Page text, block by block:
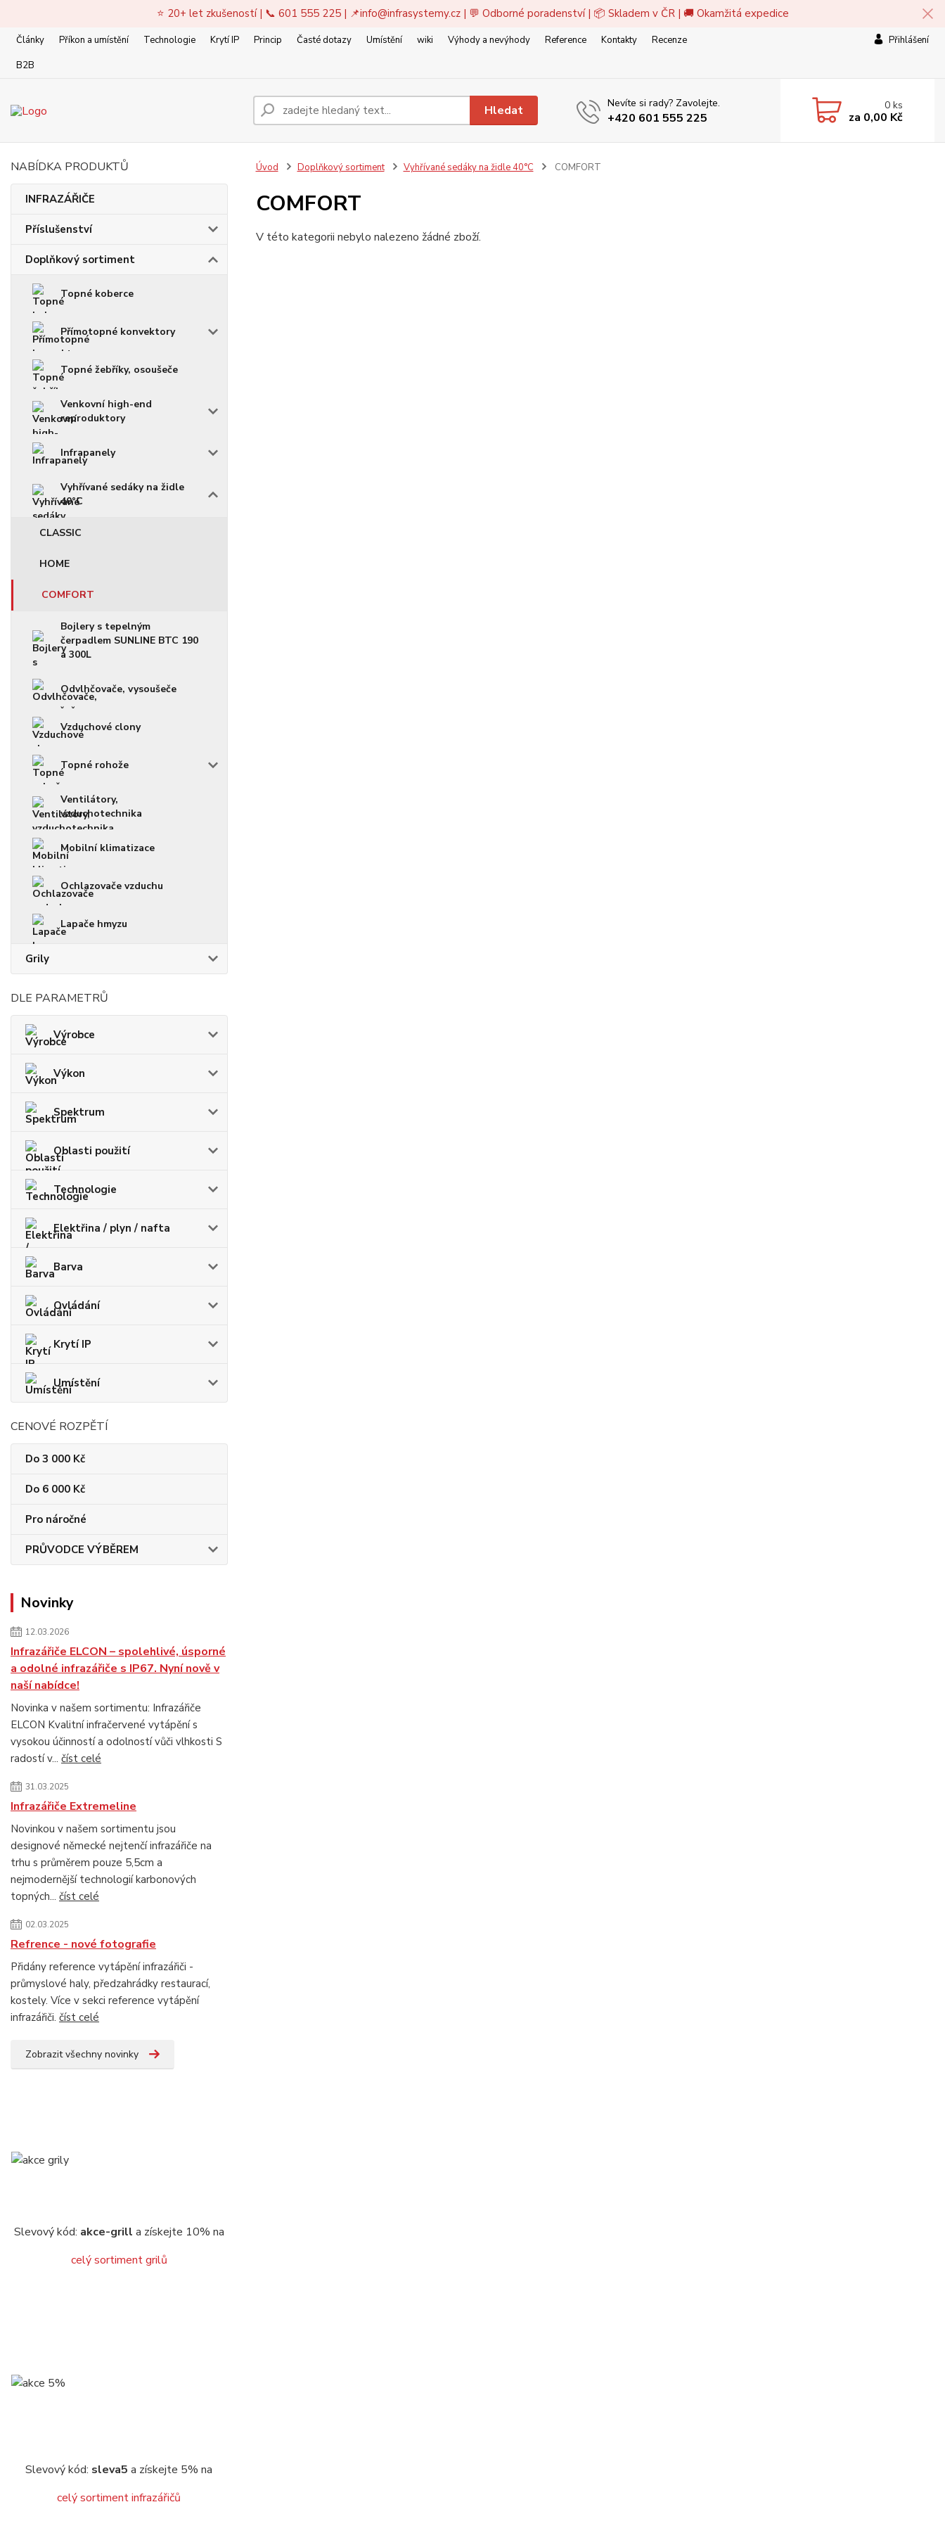
⭐ 20+ let zkušeností | 📞 601 555 225 | 📌info@infrasystemy.cz| 💬 Odborné poradenství | 📦 Skladem v ČR | 🚚 Okamžitá expedice
Články Příkon a umístění Technologie Krytí IP Princip Časté dotazy Umístění wiki Výhody a nevýhody Reference Kontakty
Recenze
B2B
Přihlášení
Hledat Nevíte si rady? Zavolejte.
+420 601 555 225
0 ks
za 0,00 Kč
NABÍDKA PRODUKTŮ
INFRAZÁŘIČE
Příslušenství
Doplňkový sortiment
Topné koberce
Přímotopné konvektory
Topné žebříky, osoušeče
Venkovní high-end
reproduktory
Infrapanely
Vyhřívané sedáky na židle
40°C
CLASSIC
HOME
COMFORT
Bojlery s tepelným
čerpadlem SUNLINE BTC 190
a 300L
Odvlhčovače, vysoušeče
Vzduchové clony
Topné rohože
Ventilátory,
vzduchotechnika
Mobilní klimatizace
Ochlazovače vzduchu
Lapače hmyzu
Grily
DLE PARAMETRŮ
Výrobce
Výkon
Spektrum
Oblasti použití
Technologie
Elektřina / plyn / nafta
Barva
Ovládání
Krytí IP
Umístění
CENOVÉ ROZPĚTÍ
Do 3 000 Kč
Do 6 000 Kč
Pro náročné
PRŮVODCE VÝBĚREM
Novinky
12.03.2026
Infrazářiče ELCON – spolehlivé, úsporné
a odolné infrazářiče s IP67. Nyní nově v
naší nabídce!
Novinka v našem sortimentu: Infrazářiče
ELCON Kvalitní infračervené vytápění s
vysokou účinností a odolností vůči vlhkosti S
radostí v... číst celé
31.03.2025
Infrazářiče Extremeline
Novinkou v našem sortimentu jsou
designové německé nejtenčí infrazářiče na
trhu s průměrem pouze 5,5cm a
nejmodernější technologií karbonových
topných... číst celé
02.03.2025
Refrence - nové fotografie
Přidány reference vytápění infrazářiči -
průmyslové haly, předzahrádky restaurací,
kostely. Více v sekci reference vytápění
infrazářiči. číst celé
Zobrazit všechny novinky
Slevový kód: akce-grill a získejte 10% na
celý sortiment grilů
Slevový kód: sleva5 a získejte 5% na
celý sortiment infrazářičů
Úvod Doplňkový sortiment Vyhřívané sedáky na židle 40°C COMFORT
COMFORT
V této kategorii nebylo nalezeno žádné zboží.